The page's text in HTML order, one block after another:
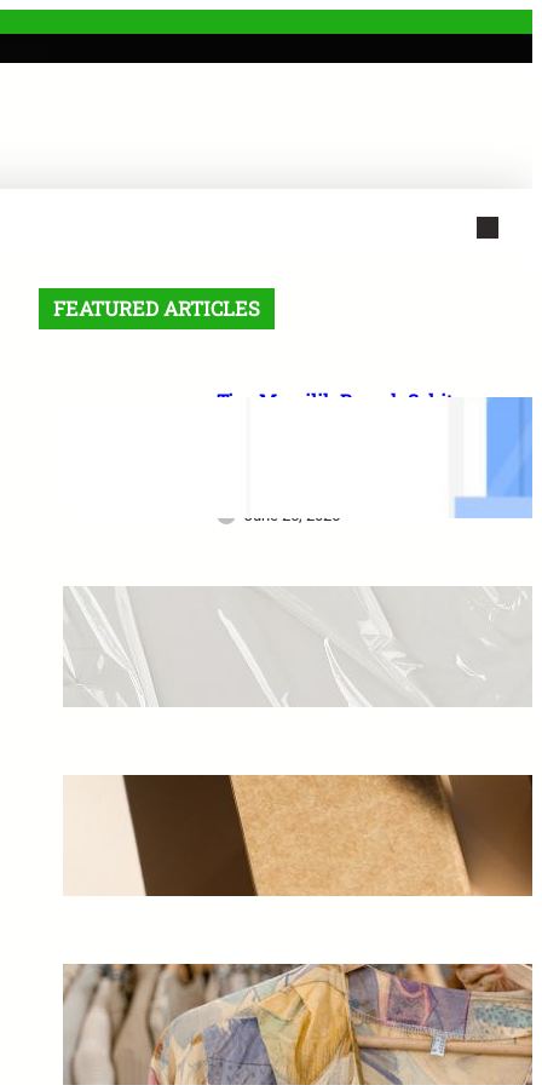
FEATURED ARTICLES
Tips Memilih Rumah Sakit
June 25, 2025
Pentingnya Ukuran Plastik
Cor Dalam Pemakaiannya Di
Bidang Pertanian
May 29, 2025
Peranan Jasa Cetak Box
Souvenir Terbaik
May 26, 2025
Beberapa Hal Perlu
Diperhatikan Sebelum Cetak
Kain
May 26, 2025